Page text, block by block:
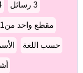
3 رسائل 4
مقطع واحد من1
حسب اللغة